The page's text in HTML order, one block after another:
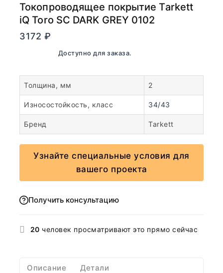
Токопроводящее покрытие Tarkett
iQ Toro SC DARK GREY 0102
3172 ₽
В наличии. Доступно для заказа.
Толщина, мм 2
Износостойкость, класс 34/43
Бренд Tarkett
Узнайте специальные условия для
вашего проекта
Получить консультацию
20 человек просматривают это прямо сейчас
Описание Детали